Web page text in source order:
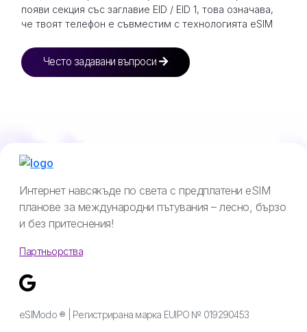
появи секция със заглавие EID / EID 1, това означава,
че твоят телефон е съвместим с технологията eSIM
Често задавани въпроси
Интернет навсякъде по света с предплатени eSIM
планове за международни пътувания – лесно, бързо
и без притеснения!
Партньорства
eSIModo ® | Регистрирана марка EUIPO № 019290453